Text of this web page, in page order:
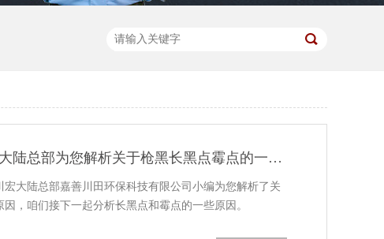
台湾三川宏大陆总部为您解析关于枪黑长黑点霉点的一些原因
宏大陆总部嘉善川田环保科技有限公司小编为您解析了关
，咱们接下一起分析长黑点和霉点的一些原因。